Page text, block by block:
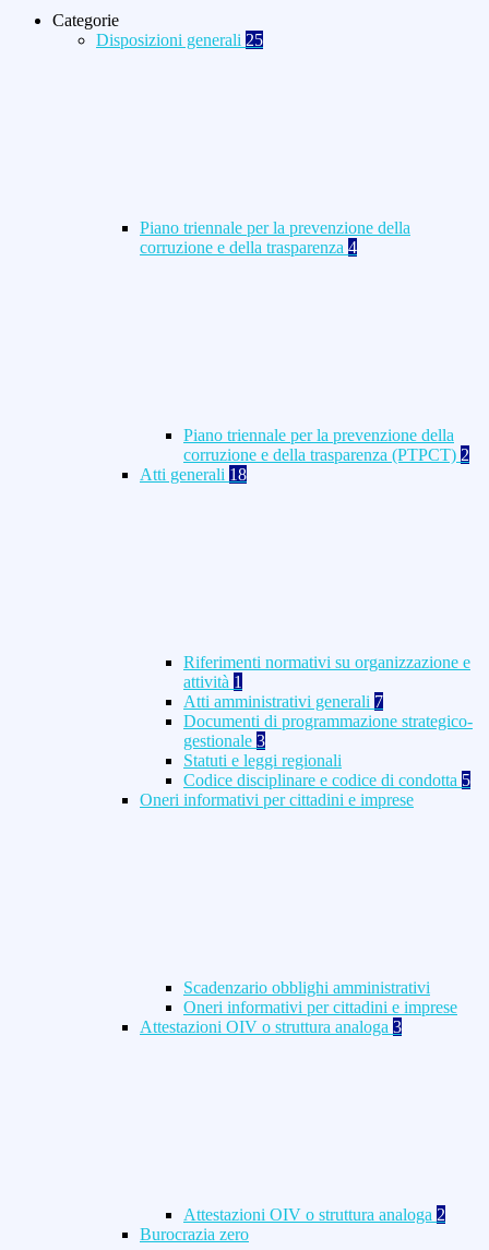
Categorie
Disposizioni generali 25
Piano triennale per la prevenzione della
corruzione e della trasparenza 4
Piano triennale per la prevenzione della
corruzione e della trasparenza (PTPCT) 2
Atti generali 18
Riferimenti normativi su organizzazione e
attività 1
Atti amministrativi generali 7
Documenti di programmazione strategico-
gestionale 3
Statuti e leggi regionali
Codice disciplinare e codice di condotta 5
Oneri informativi per cittadini e imprese
Scadenzario obblighi amministrativi
Oneri informativi per cittadini e imprese
Attestazioni OIV o struttura analoga 3
Attestazioni OIV o struttura analoga 2
Burocrazia zero